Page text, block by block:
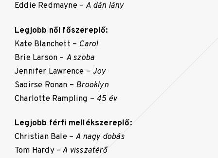
Eddie Redmayne – A dán lány
Legjobb női főszereplő:
Kate Blanchett – Carol
Brie Larson – A szoba
Jennifer Lawrence – Joy
Saoirse Ronan – Brooklyn
Charlotte Rampling – 45 év
Legjobb férfi mellékszereplő:
Christian Bale – A nagy dobás
Tom Hardy – A visszatérő